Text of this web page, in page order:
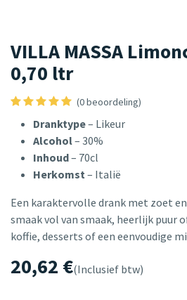
VILLA MASSA
0,70 ltr
(0 beoordeling)
Dranktype– Likeur
Alcohol– 30%
Inhoud– 70cl
Herkomst– Italië
Een karaktervolle drank met zoet
smaak vol van smaak, heerlijk puur
koffie, desserts of een eenvoudige
20,62 €(Inclusief btw)